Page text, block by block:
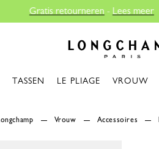
TASSEN LE PLIAGE VROUW
Longchamp Vrouw Accessoires